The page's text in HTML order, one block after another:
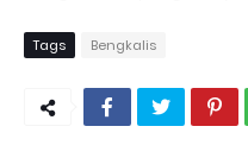
Tags Bengkalis